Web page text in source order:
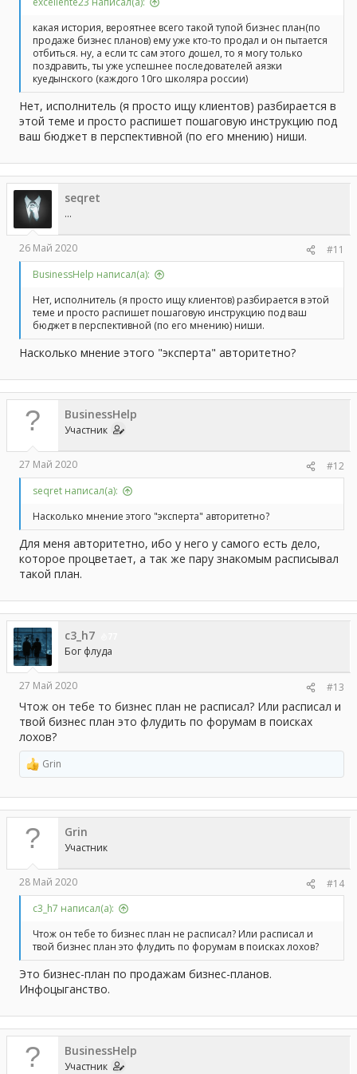
какая история, вероятнее всего такой тупой бизнес план(по
продаже бизнес планов) ему уже кто-то продал и он пытается
отбиться. ну, а если тс сам этого дошел, то я могу только
поздравить, ты уже успешнее последователей аязки
куедынского (каждого 10го школяра россии)
Нет, исполнитель (я просто ищу клиентов) разбирается в
этой теме и просто распишет пошаговую инструкцию под
ваш бюджет в перспективной (по его мнению) ниши.
seqret
...
26 Май 2020
#11
BusinessHelp написал(а):
Нет, исполнитель (я просто ищу клиентов) разбирается в этой
теме и просто распишет пошаговую инструкцию под ваш
бюджет в перспективной (по его мнению) ниши.
Насколько мнение этого "эксперта" авторитетно?
BusinessHelp
Участник
27 Май 2020
#12
seqret написал(а):
Насколько мнение этого "эксперта" авторитетно?
Для меня авторитетно, ибо у него у самого есть дело,
которое процветает, а так же пару знакомым расписывал
такой план.
с3_h7
Бог флуда
27 Май 2020 #13
Чтож он тебе то бизнес план не расписал? Или расписал и
твой бизнес план это флудить по форумам в поисках
лохов?
Р
е
а
к
ц
и
и
Grin
Grin
Участник
28 Май 2020
#14
с3_h7 написал(а):
Чтож он тебе то бизнес план не расписал? Или расписал и
твой бизнес план это флудить по форумам в поисках лохов?
Это бизнес-план по продажам бизнес-планов.
Инфоцыганство.
BusinessHelp
Участник